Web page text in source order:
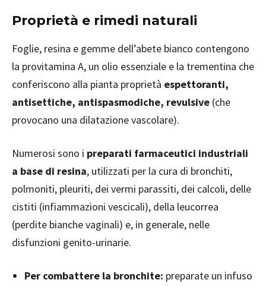
Proprietà e rimedi naturali
Foglie, resina e gemme dell’abete bianco contengono
la provitamina A, un olio essenziale e la trementina che
conferiscono alla pianta proprietà espettoranti,
antisettiche, antispasmodiche, revulsive (che
provocano una dilatazione vascolare).
Numerosi sono i preparati farmaceutici industriali
a base di resina, utilizzati per la cura di bronchiti,
polmoniti, pleuriti, dei vermi parassiti, dei calcoli, delle
cistiti (infiammazioni vescicali), della leucorrea
(perdite bianche vaginali) e, in generale, nelle
disfunzioni genito-urinarie.
Per combattere la bronchite: preparate un infuso